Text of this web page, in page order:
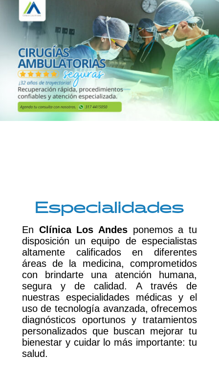
Especialidades
En Clínica Los Andes ponemos a tu
disposición un equipo de especialistas
altamente calificados en diferentes
áreas de la medicina, comprometidos
con brindarte una atención humana,
segura y de calidad. A través de
nuestras especialidades médicas y el
uso de tecnología avanzada, ofrecemos
diagnósticos oportunos y tratamientos
personalizados que buscan mejorar tu
bienestar y cuidar lo más importante: tu
salud.